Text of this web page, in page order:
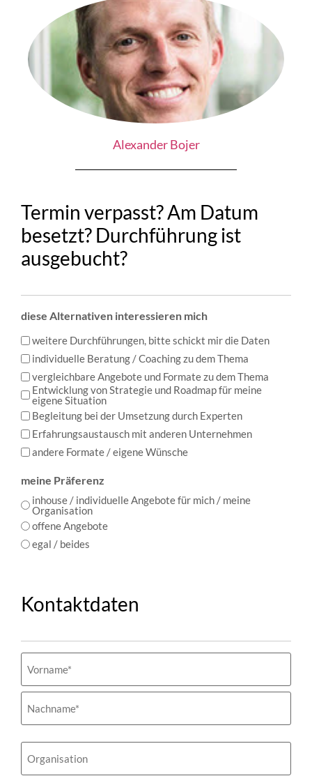
Alexander Bojer
Termin verpasst? Am Datum
besetzt? Durchführung ist
ausgebucht?
diese Alternativen interessieren mich
weitere Durchführungen, bitte schickt mir die Daten
individuelle Beratung / Coaching zu dem Thema
vergleichbare Angebote und Formate zu dem Thema
Entwicklung von Strategie und Roadmap für meine
eigene Situation
Begleitung bei der Umsetzung durch Experten
Erfahrungsaustausch mit anderen Unternehmen
andere Formate / eigene Wünsche
meine Präferenz
inhouse / individuelle Angebote für mich / meine
Organisation
offene Angebote
egal / beides
Kontaktdaten
Organisation